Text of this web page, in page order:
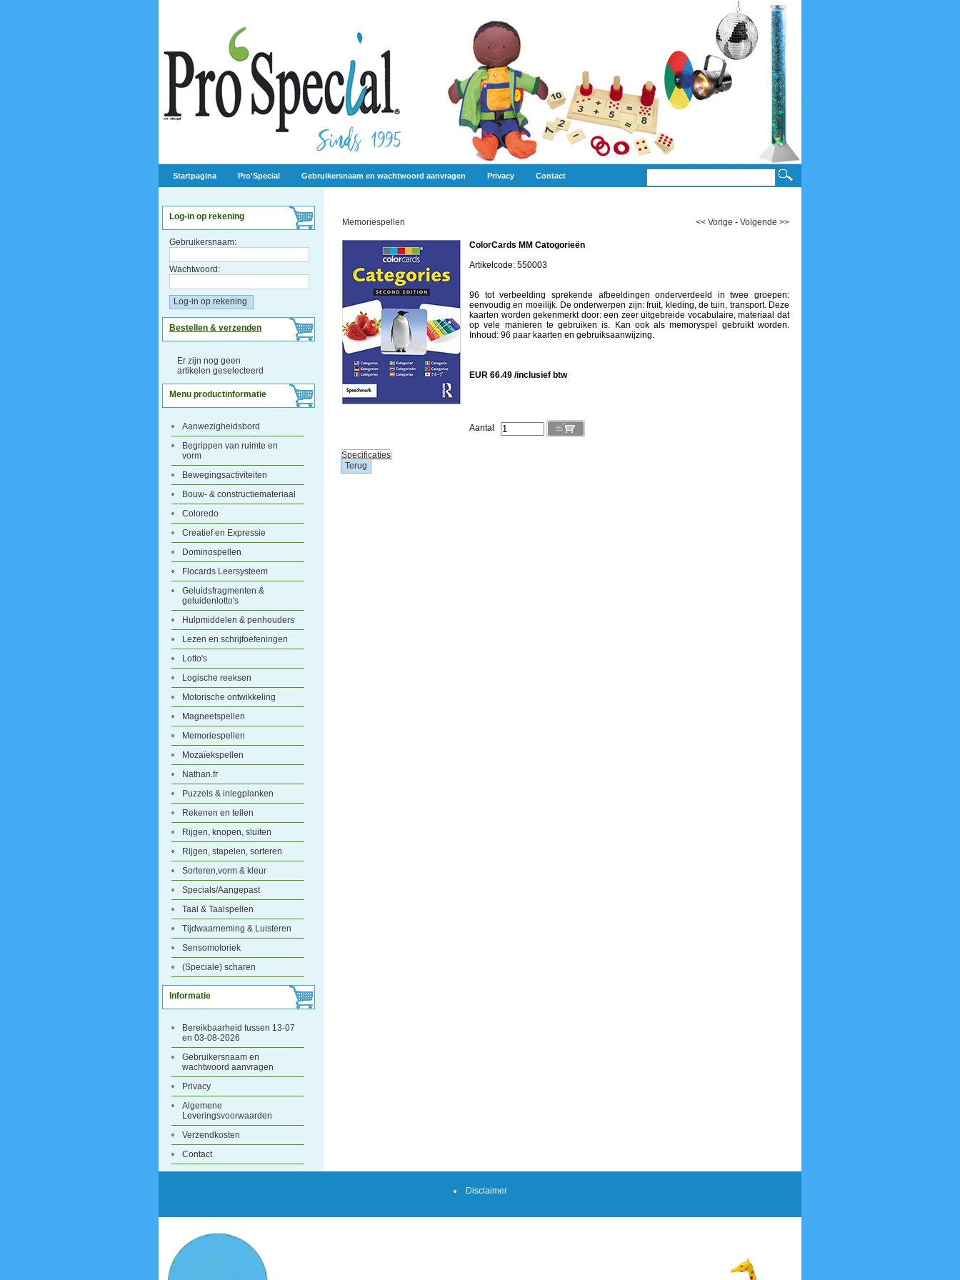
Startpagina Pro'Special Gebruikersnaam en wachtwoord aanvragen Privacy Contact
Log-in op rekening
Gebruikersnaam:
Wachtwoord:
Bestellen & verzenden
Er zijn nog geen
artikelen geselecteerd
Menu productinformatie
Aanwezigheidsbord
Begrippen van ruimte en
vorm
Bewegingsactiviteiten
Bouw- & constructiemateriaal
Coloredo
Creatief en Expressie
Dominospellen
Flocards Leersysteem
Geluidsfragmenten &
geluidenlotto's
Hulpmiddelen & penhouders
Lezen en schrijfoefeningen
Lotto's
Logische reeksen
Motorische ontwikkeling
Magneetspellen
Memoriespellen
Mozaïekspellen
Nathan.fr
Puzzels & inlegplanken
Rekenen en tellen
Rijgen, knopen, sluiten
Rijgen, stapelen, sorteren
Sorteren,vorm & kleur
Specials/Aangepast
Taal & Taalspellen
Tijdwaarneming & Luisteren
Sensomotoriek
(Speciale) scharen
Informatie
Bereikbaarheid tussen 13-07
en 03-08-2026
Gebruikersnaam en
wachtwoord aanvragen
Privacy
Algemene
Leveringsvoorwaarden
Verzendkosten
Contact
Memoriespellen << Vorige - Volgende >>
ColorCards MM Catogorieën
Artikelcode: 550003
96 tot verbeelding sprekende afbeeldingen onderverdeeld in twee groepen:
eenvoudig en moeilijk. De onderwerpen zijn: fruit, kleding, de tuin, transport. Deze
kaarten worden gekenmerkt door: een zeer uitgebreide vocabulaire, materiaal dat
op vele manieren te gebruiken is. Kan ook als memoryspel gebruikt worden.
Inhoud: 96 paar kaarten en gebruiksaanwijzing.
EUR 66.49 /inclusief btw
Aantal
Specificaties
Disclaimer